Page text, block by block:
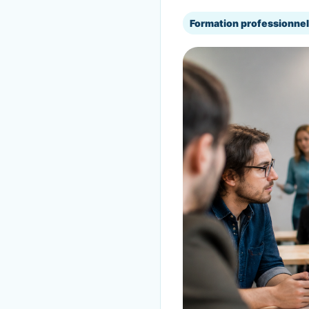
Formation